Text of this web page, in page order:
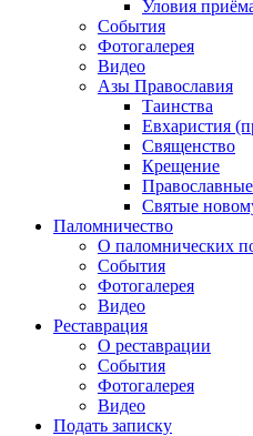
Уловия
События
Фотогалерея
Видео
Азы Православия
Таинства
Евхаристия
Священство
Крещение
Святые
Паломничество
О паломнических
События
Фотогалерея
Видео
Реставрация
О реставрации
События
Фотогалерея
Видео
Подать записку